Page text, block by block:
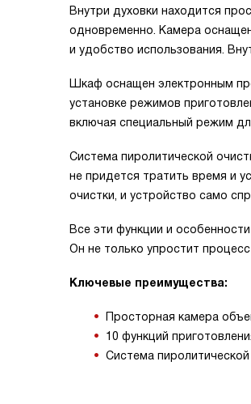
Внутри духовки находится
одновременно. Камера
и удобство использования.
Шкаф оснащен электронным
установке режимов
включая специальный режим
Система пиролитической
не придется тратить время и
очистки, и устройство само
Все эти функции и
Он не только упростит
Ключевые преимущества:
Просторная камера
10 функций
Система